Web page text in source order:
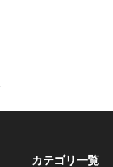
カテゴリ一覧